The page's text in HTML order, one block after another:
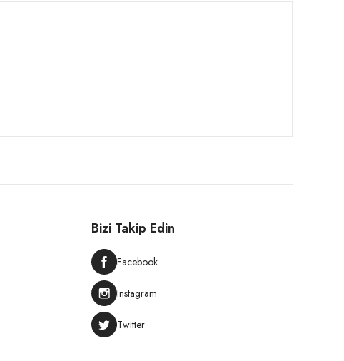
Bizi Takip Edin
Facebook
Instagram
Twitter